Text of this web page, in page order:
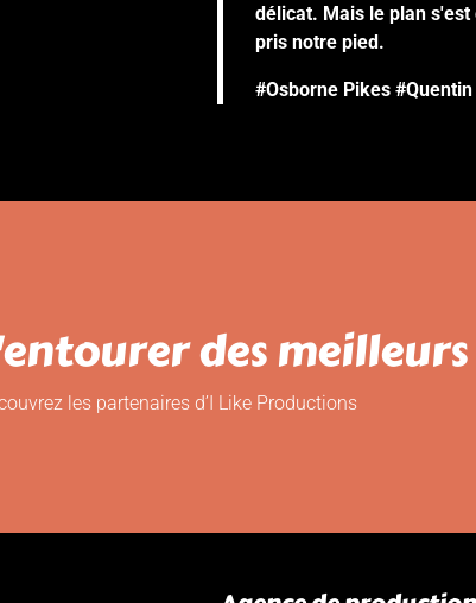
délicat. Mais le plan
pris notre pied.
#Osborne Pikes
des meilleurs
les partenaires d’I Like Productions